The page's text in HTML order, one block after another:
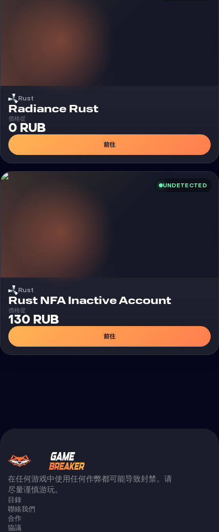
Rust
Radiance Rust外挂
價格從
0 RUB
前往
UNDETECTED
Rust
Rust NFA Inactive Account
價格從
130 RUB
前往
在任何游戏中使用任何作弊都可能导致封禁。请
尽量谨慎游玩。
目錄
聯絡我們
合作
協議